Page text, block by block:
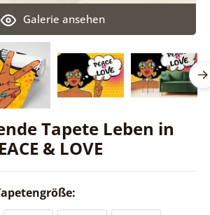
Tapete Leben in
& LOVE
Galerie ansehen